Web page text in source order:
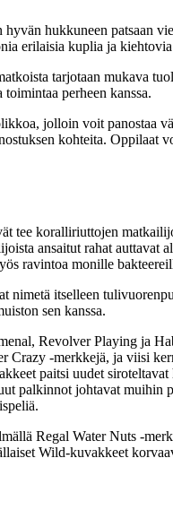
hukkuneen patsaan
erilaisia ​​kuplia ja
tarjotaan mukava
perheen kanssa.
jolloin voit panostaa
kohteita. Oppilaat
tee koralliriuttojen
ansaitut rahat auttavat
ravintoa monille
itselleen
sen kanssa.
Revolver Playing ja
Crazy -merkkejä, ja viisi
paitsi uudet siroteltavat
palkinnot johtavat muihin
Regal Water Nuts -
Wild-kuvakkeet